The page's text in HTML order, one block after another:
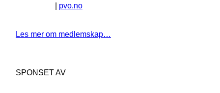
| pvo.no
Les mer om medlemskap…
SPONSET AV